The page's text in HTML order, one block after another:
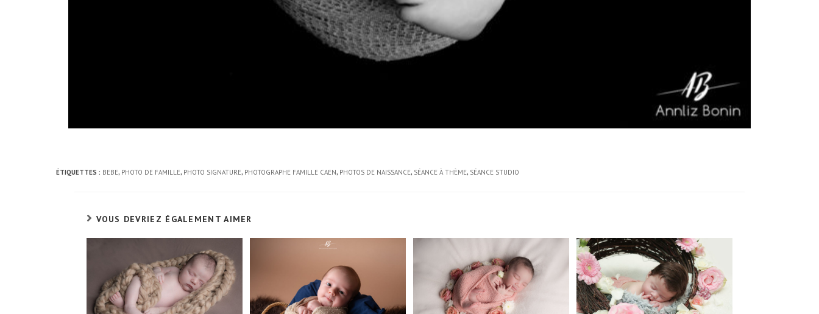
ÉTIQUETTES : BEBE, PHOTO DE FAMILLE, PHOTO SIGNATURE, PHOTOGRAPHE FAMILLE CAEN, PHOTOS DE NAISSANCE, SÉANCE À THÈME, SÉANCE STUDIO
VOUS DEVRIEZ ÉGALEMENT AIMER